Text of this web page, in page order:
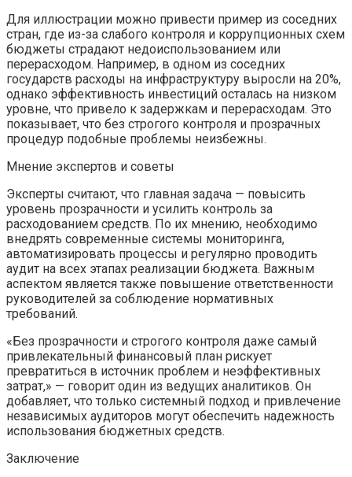
Для иллюстрации можно привести пример из соседних
стран, где из-за слабого контроля и коррупционных схем
бюджеты страдают недоиспользованием или
перерасходом. Например, в одном из соседних
государств расходы на инфраструктуру выросли на 20%,
однако эффективность инвестиций осталась на низком
уровне, что привело к задержкам и перерасходам. Это
показывает, что без строгого контроля и прозрачных
процедур подобные проблемы неизбежны.
Мнение экспертов и советы
Эксперты считают, что главная задача — повысить
уровень прозрачности и усилить контроль за
расходованием средств. По их мнению, необходимо
внедрять современные системы мониторинга,
автоматизировать процессы и регулярно проводить
аудит на всех этапах реализации бюджета. Важным
аспектом является также повышение ответственности
руководителей за соблюдение нормативных
требований.
«Без прозрачности и строгого контроля даже самый
привлекательный финансовый план рискует
превратиться в источник проблем и неэффективных
затрат,» — говорит один из ведущих аналитиков. Он
добавляет, что только системный подход и привлечение
независимых аудиторов могут обеспечить надежность
использования бюджетных средств.
Заключение